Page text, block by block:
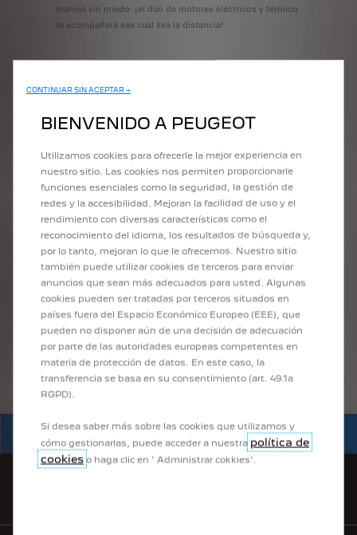
manejá sin miedo: ¡el dúo de motores eléctricos y térmico
te acompañará sea cual sea la distancia!
vehículo eléctrico Peugeot sigue siendo muy sencillo.
en el trabajo o a través de terminales públicas.
carga varían. Le ayudamos a seleccionar el método de
carga que mejor se adapte a sus expectativas.
AUTONOMÍA
ELÉCTRICA
AUTONOMÍA HÍBRIDO
ENCHUFABLE
SIMULE EL TIEMPO DE CARGA
DE SU VEHÍCULO ELÉCTRICO
AYUDA EN LÍNEA
CONTINUAR SIN ACEPTAR →
BIENVENIDO A PEUGEOT
Utilizamos cookies para ofrecerle la mejor experiencia en
nuestro sitio. Las cookies nos permiten proporcionarle
funciones esenciales como la seguridad, la gestión de
redes y la accesibilidad. Mejoran la facilidad de uso y el
rendimiento con diversas características como el
reconocimiento del idioma, los resultados de búsqueda y,
por lo tanto, mejoran lo que le ofrecemos. Nuestro sitio
también puede utilizar cookies de terceros para enviar
anuncios que sean más adecuados para usted. Algunas
cookies pueden ser tratadas por terceros situados en
países fuera del Espacio Económico Europeo (EEE), que
pueden no disponer aún de una decisión de adecuación
por parte de las autoridades europeas competentes en
materia de protección de datos. En este caso, la
transferencia se basa en su consentimiento (art. 49.1a
RGPD).
Si desea saber más sobre las cookies que utilizamos y
cómo gestionarlas, puede acceder a nuestra política de
cookies o haga clic en ' Administrar cokkies'.